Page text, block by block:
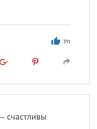
391
счастливы